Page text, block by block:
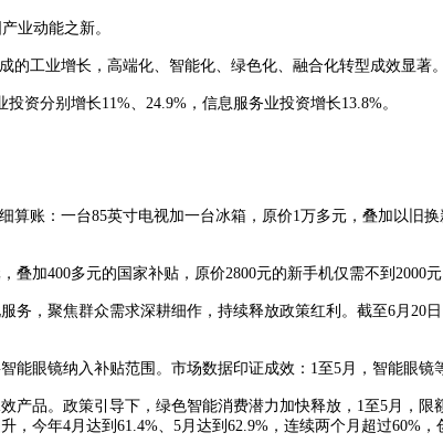
业动能之新。
工业增长，高端化、智能化、绿色化、融合化转型成效显著。
分别增长11%、24.9%，信息服务业投资增长13.8%。
：一台85英寸电视加一台冰箱，原价1万多元，叠加以旧
400多元的国家补贴，原价2800元的新手机仅需不到2000
聚焦群众需求深耕细作，持续释放政策红利。截至6月20
镜纳入补贴范围。市场数据印证成效：1至5月，智能眼镜
。政策引导下，绿色智能消费潜力加快释放，1至5月，限
今年4月达到61.4%、5月达到62.9%，连续两个月超过60%，